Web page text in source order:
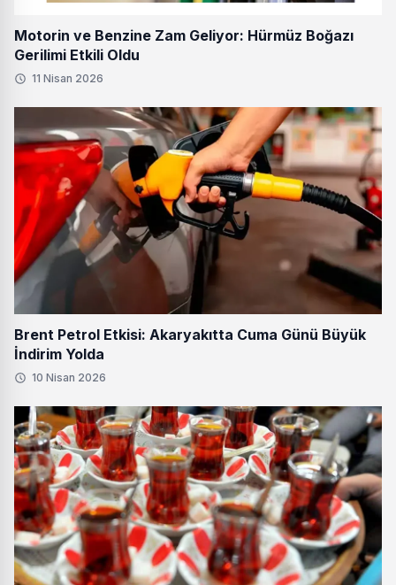
Motorin ve Benzine Zam Geliyor: Hürmüz Boğazı
Gerilimi Etkili Oldu
11 Nisan 2026
Brent Petrol Etkisi: Akaryakıtta Cuma Günü Büyük
İndirim Yolda
10 Nisan 2026